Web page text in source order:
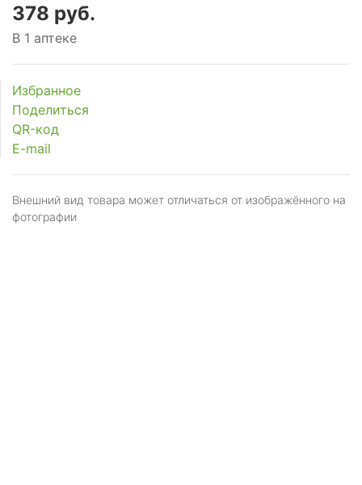
378 руб.
В 1 аптеке
Избранное
Поделиться
QR-код
E-mail
Внешний вид товара может отличаться от изображённого на
фотографии